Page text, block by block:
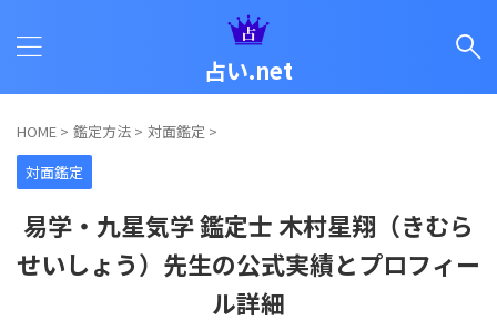
占い.net
HOME > 鑑定方法 > 対面鑑定 >
対面鑑定
易学・九星気学 鑑定士 木村星翔（きむら
せいしょう）先生の公式実績とプロフィー
ル詳細